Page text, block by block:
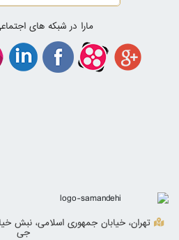
مارا در شبکه های
جی